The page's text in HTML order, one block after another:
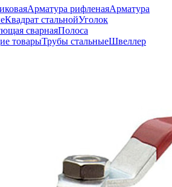
Арматура рифленаяАрматура
Квадрат стальнойУголок
сварнаяПолоса
товарыТрубы стальныеШвеллер